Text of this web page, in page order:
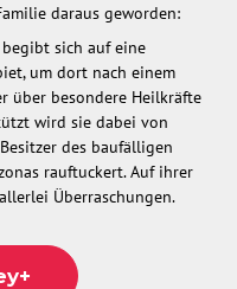
daraus geworden:
sich auf eine
um dort nach einem
über besondere Heilkräfte
wird sie dabei von
des baufälligen
rauftuckert. Auf ihrer
Überraschungen.